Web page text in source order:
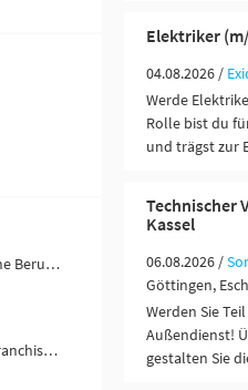
Handwerk / gewerblich-technische Berufe (45)
Freiberufler / Selbständigkeit / Franchise (27)
Elektriker
04.08.2026 /
Werde
Rolle bist du
und trägst zur
Technischer
Kassel
06.08.2026 /
Göttingen,
Werden Sie
Außendienst!
gestalten Sie